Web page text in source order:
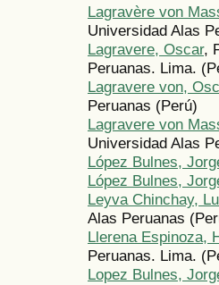
Lagravère von
Universidad Alas
Lagravere, Oscar,
Peruanas. Lima.
Lagravere von,
Peruanas (Perú)
Lagravere von
Universidad Alas
López Bulnes,
López Bulnes,
Leyva Chinchay,
Alas Peruanas
Llerena Espinoza,
Peruanas. Lima.
Lopez Bulnes,